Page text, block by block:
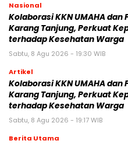
Nasional
Kolaborasi KKN UMAHA dan
Karang Tanjung, Perkuat
terhadap Kesehatan Warga
Sabtu, 8 Agu 2026 - 19:30 WIB
Artikel
Kolaborasi KKN UMAHA dan
Karang Tanjung, Perkuat
terhadap Kesehatan Warga
Sabtu, 8 Agu 2026 - 19:17 WIB
Berita Utama